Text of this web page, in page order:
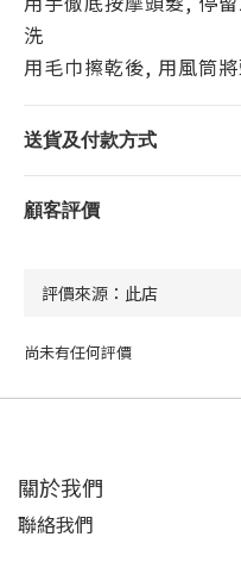
洗
用毛巾擦乾後, 用風筒
送貨及付款方式
顧客評價
尚未有任何評價
關於我們
聯絡我們